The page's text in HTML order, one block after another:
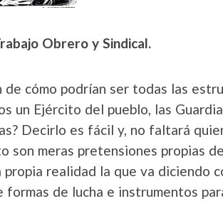
Obrero y Sindical.
cómo podrían ser todas las
un Ejército del pueblo, las
Decirlo es fácil y, no faltará
son meras pretensiones propias
realidad la que va diciendo
formas de lucha e instrumentos